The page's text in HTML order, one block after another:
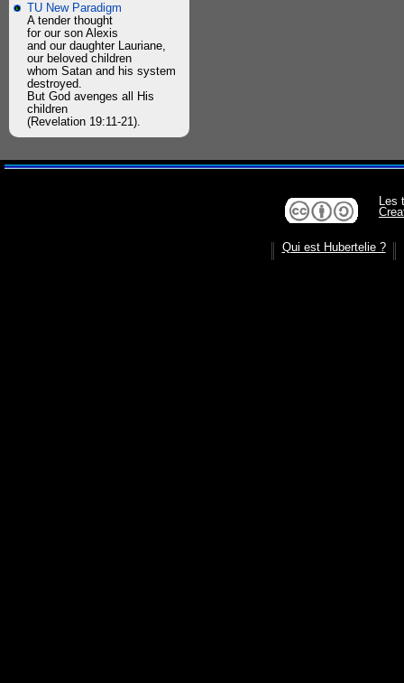
TU New Paradigm
A tender thought
for our son Alexis
and our daughter Lauriane,
our beloved children
whom Satan and his system
destroyed.
But God avenges all His
children
(Revelation 19:11-21).
Les
Qui est Hubertelie ?